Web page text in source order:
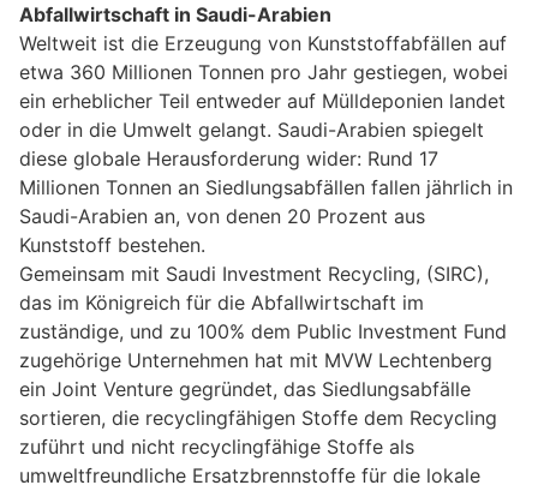
Abfallwirtschaft in Saudi-Arabien
Weltweit ist die Erzeugung von Kunststoffabfällen auf
etwa 360 Millionen Tonnen pro Jahr gestiegen, wobei
ein erheblicher Teil entweder auf Mülldeponien landet
oder in die Umwelt gelangt. Saudi-Arabien spiegelt
diese globale Herausforderung wider: Rund 17
Millionen Tonnen an Siedlungsabfällen fallen jährlich in
Saudi-Arabien an, von denen 20 Prozent aus
Kunststoff bestehen.
Gemeinsam mit Saudi Investment Recycling, (SIRC),
das im Königreich für die Abfallwirtschaft im
zuständige, und zu 100% dem Public Investment Fund
zugehörige Unternehmen hat mit MVW Lechtenberg
ein Joint Venture gegründet, das Siedlungsabfälle
sortieren, die recyclingfähigen Stoffe dem Recycling
zuführt und nicht recyclingfähige Stoffe als
umweltfreundliche Ersatzbrennstoffe für die lokale